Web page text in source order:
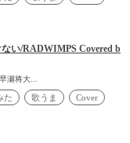
ない/RADWIMPS Covered b
瀬将大...
た 歌うま Cover